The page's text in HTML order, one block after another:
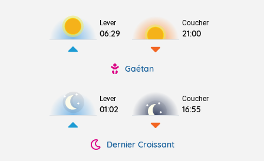
Lever
06:29
Coucher
21:00
Gaétan
Lever
01:02
Coucher
16:55
Dernier Croissant